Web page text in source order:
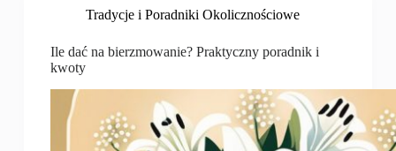
Tradycje i Poradniki Okolicznościowe
Ile dać na bierzmowanie? Praktyczny poradnik i
kwoty